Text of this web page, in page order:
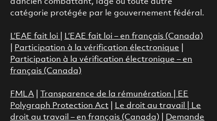
catégorie protégée par le gouvernement fédéral.
L’EAE fait loi
L’EAE fait loi – en français (Canada)
Participation à la vérification électronique
Participation à la vérification électronique – en
français (Canada)
FMLA| Transparence de la rémunération |
EE
Polygraph Protection Act
Le droit au travail
Le
droit au travail – en français (Canada)
Demande